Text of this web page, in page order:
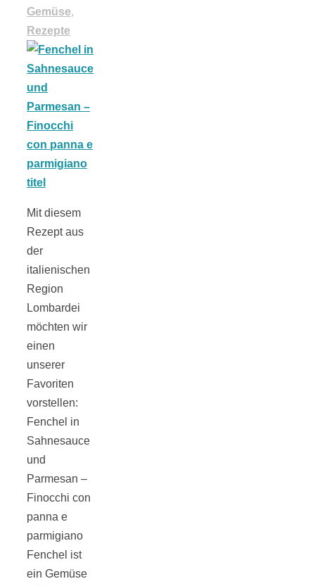
Gemüse,
Rezepte
Mit diesem
Rezept aus
der
italienischen
Region
Lombardei
möchten wir
einen
unserer
Favoriten
vorstellen:
Fenchel in
Sahnesauce
und
Parmesan –
Finocchi con
panna e
parmigiano
Fenchel ist
ein Gemüse